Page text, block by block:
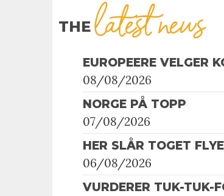
THElatest news
EUROPEERE VELGER
08/08/2026
NORGE PÅ TOPP
07/08/2026
HER SLÅR TOGET
06/08/2026
VURDERER TUK-TUK-